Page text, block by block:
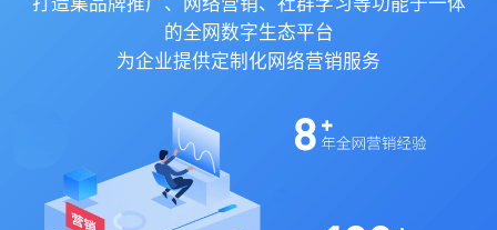
的全网数字生态平台
为企业提供定制化网络营销服务